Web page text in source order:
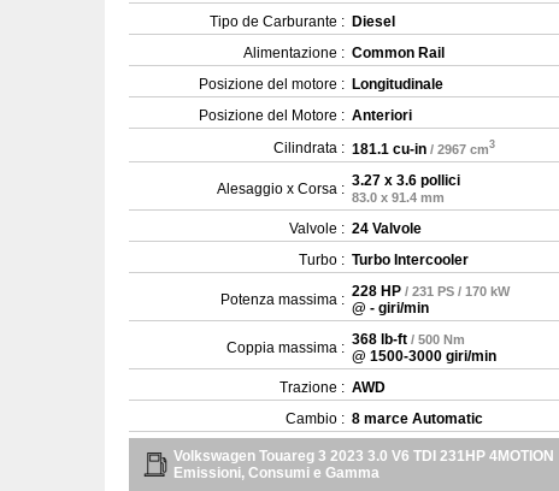
Tipo de Carburante : Diesel
Alimentazione : Common Rail
Posizione del motore : Longitudinale
Posizione del Motore : Anteriori
Cilindrata : 181.1 cu-in / 2967 cm3
Alesaggio x Corsa : 3.27 x 3.6 pollici
83.0 x 91.4 mm
Valvole : 24 Valvole
Turbo : Turbo Intercooler
Potenza massima : 228 HP / 231 PS / 170 kW
@ - giri/min
Coppia massima : 368 lb-ft / 500 Nm
@ 1500-3000 giri/min
Trazione : AWD
Cambio : 8 marce Automatic
Volkswagen Touareg 3 2023 3.0 V6 TDI 231HP 4MOTION
Emissioni, Consumi e Gamma